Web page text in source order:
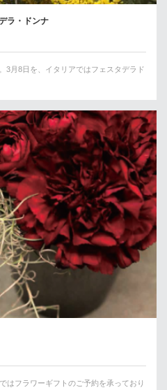
ラ・ドンナ
3月8日を、イタリアではフェスタデラド
はフラワーギフトのご予約を承っており